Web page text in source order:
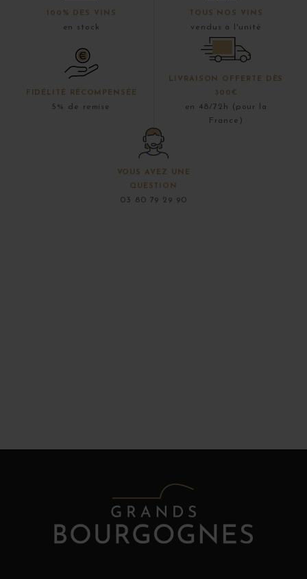
100% DES VINS
en stock
TOUS NOS VINS
vendus à l'unité
FIDÉLITÉ RÉCOMPENSÉE
5% de remise
LIVRAISON OFFERTE DÈS
300€
en 48/72h (pour la
France)
VOUS AVEZ UNE
QUESTION
03 80 79 29 90